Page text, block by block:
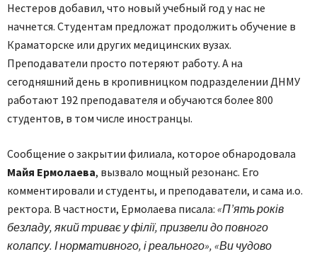
Нестеров добавил, что новый учебный год у нас не
начнется. Студентам предложат продолжить обучение в
Краматорске или других медицинских вузах.
Преподаватели просто потеряют работу. А на
сегодняшний день в кропивницком подразделении ДНМУ
работают 192 преподавателя и обучаются более 800
студентов, в том числе иностранцы.
Сообщение о закрытии филиала, которое обнародовала
Майя Ермолаева, вызвало мощный резонанс. Его
комментировали и студенты, и преподаватели, и сама и.о.
ректора. В частности, Ермолаева писала: «П’ять років
безладу, який триває у філії, призвели до повного
колапсу. І нормативного, і реального», «Ви чудово